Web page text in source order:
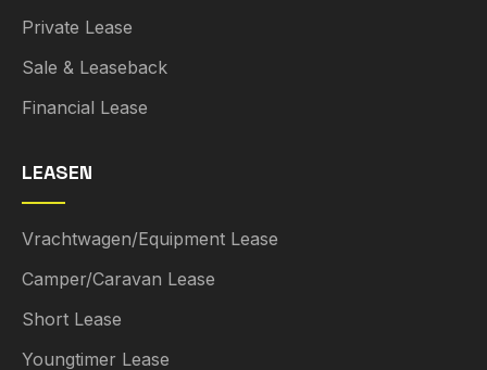
Private Lease
Sale & Leaseback
Financial Lease
LEASEN
Vrachtwagen/Equipment Lease
Camper/Caravan Lease
Short Lease
Youngtimer Lease